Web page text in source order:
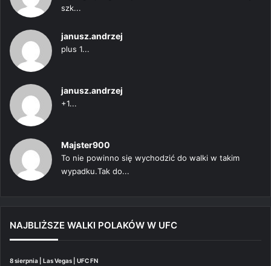
szk...
janusz.andrzej
plus 1...
janusz.andrzej
+1...
Majster900
To nie powinno się wychodzić do walki w takim
wypadku.Tak do...
NAJBLIŻSZE WALKI POLAKÓW W UFC
8 sierpnia | Las Vegas | UFC FN